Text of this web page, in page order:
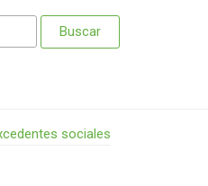
sociales